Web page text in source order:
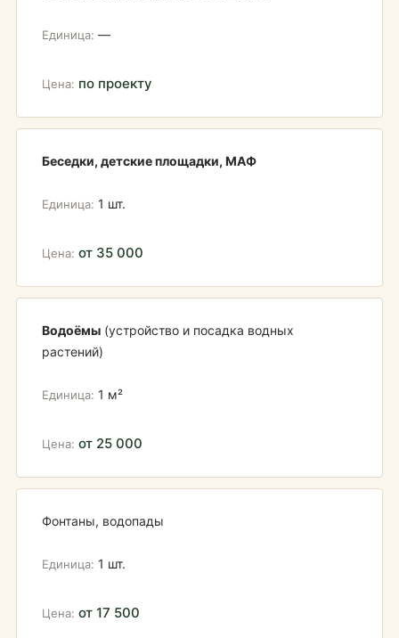
—
по проекту
Беседки, детские площадки, МАФ
1 шт.
от 35 000
Водоёмы (устройство и посадка водных
растений)
1 м²
от 25 000
Фонтаны, водопады
1 шт.
от 17 500